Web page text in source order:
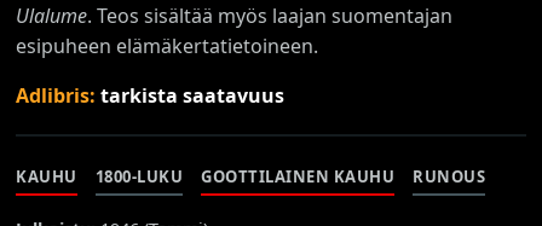
Ulalume. Teos sisältää myös laajan suomentajan
esipuheen elämäkertatietoineen.
Adlibris:tarkista saatavuus
KAUHU 1800-LUKU GOOTTILAINEN KAUHU RUNOUS